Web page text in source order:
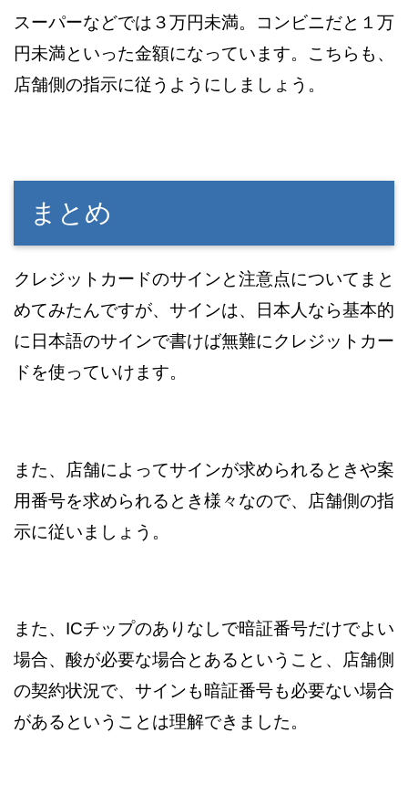
スーパーなどでは３万円未満。コンビニだと１万
円未満といった金額になっています。こちらも、
店舗側の指示に従うようにしましょう。
まとめ
クレジットカードのサインと注意点についてまと
めてみたんですが、サインは、日本人なら基本的
に日本語のサインで書けば無難にクレジットカー
ドを使っていけます。
また、店舗によってサインが求められるときや案
用番号を求められるとき様々なので、店舗側の指
示に従いましょう。
また、ICチップのありなしで暗証番号だけでよい
場合、酸が必要な場合とあるということ、店舗側
の契約状況で、サインも暗証番号も必要ない場合
があるということは理解できました。